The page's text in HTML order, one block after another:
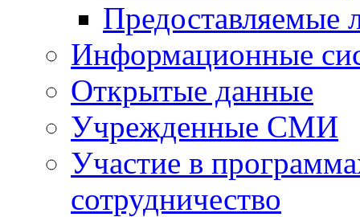
Предоставляемые
Информационные
Открытые данные
Учрежденные СМИ
Участие в
сотрудничество